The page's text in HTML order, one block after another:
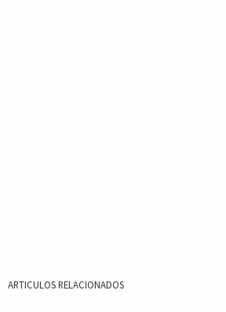
ARTICULOS RELACIONADOS